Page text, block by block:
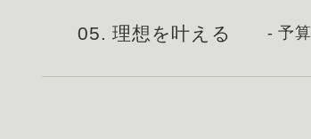
05. 理想を叶える - 予